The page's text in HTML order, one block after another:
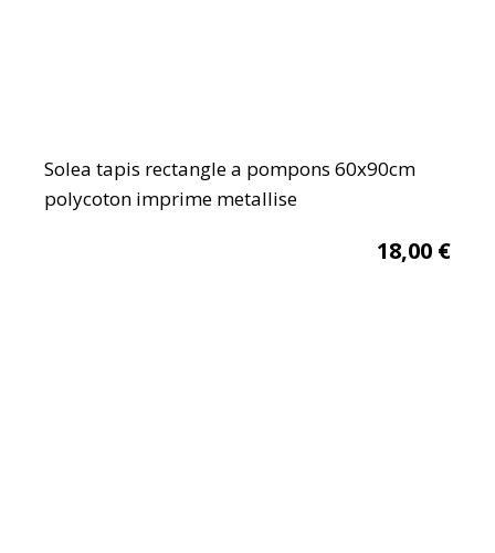
Solea tapis rectangle a pompons 60x90cm
polycoton imprime metallise
18,00 €